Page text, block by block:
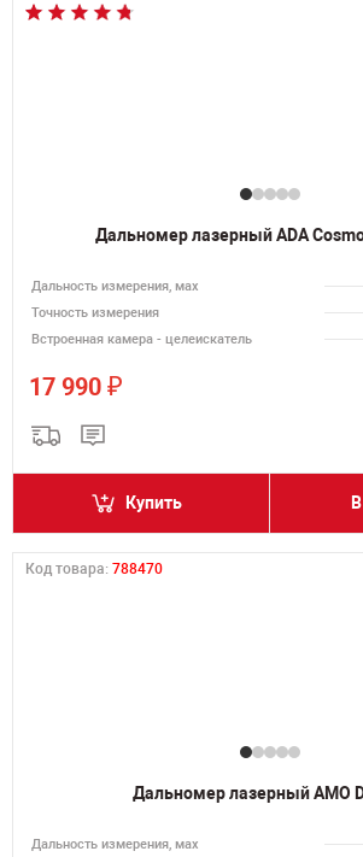
Дальномер лазерный ADA
Дальность измерения, мах
Точность измерения
Встроенная камера - целеискатель
17 990 ₽
Купить
Код товара: 788470
Дальномер лазерный AMO
Дальность измерения, мах